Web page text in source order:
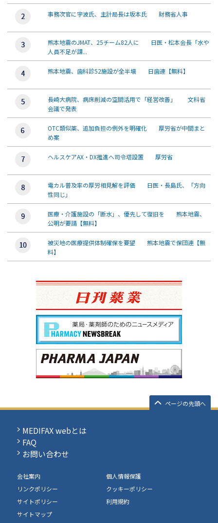
事務次官に宇波氏、主計局長は坂本氏 財務省人事
熊本地震のJMAT、25チーム82人に 日医・松本会長「水や
人員不足が課...
熊本地震、歯科診52施設が全半壊 日歯連【無料】
長崎大病院、病床削減の空間活用で「経営改善」 文科省
会議で発表
OTC類似薬、追加負担の例外を明確化 厚労省が中間まと
め案
ヘルスケアAX・DX推進へ司令塔設置 厚労省
電カル普及率の厚労相見解を評価 日医・長島氏、「方向
性同じ」
医療・介護施設の「断水」、優先して復旧を 熊本地震、
公明が要請【無料】
被災地の医療提供体制確保を要望 熊本地震で保団連【無
料】
ページの先頭へ
MEDIFAX webとは
FAQ
お問い合わせ
会社案内
個人情報保護
リンクポリシー
クッキーポリシー
サイトポリシー
利用規約
サイトマップ